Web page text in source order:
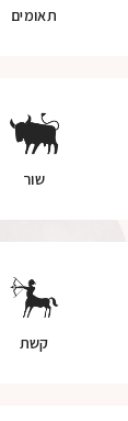
תאומים
שור
קשת